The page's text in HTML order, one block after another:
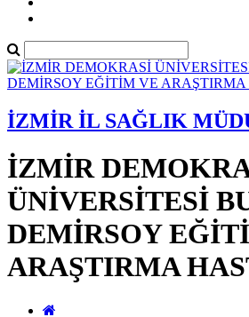
İZMİR İL SAĞLIK
İZMİR
ÜNİVERSİTESİ
DEMİRSOY
ARAŞTIRMA